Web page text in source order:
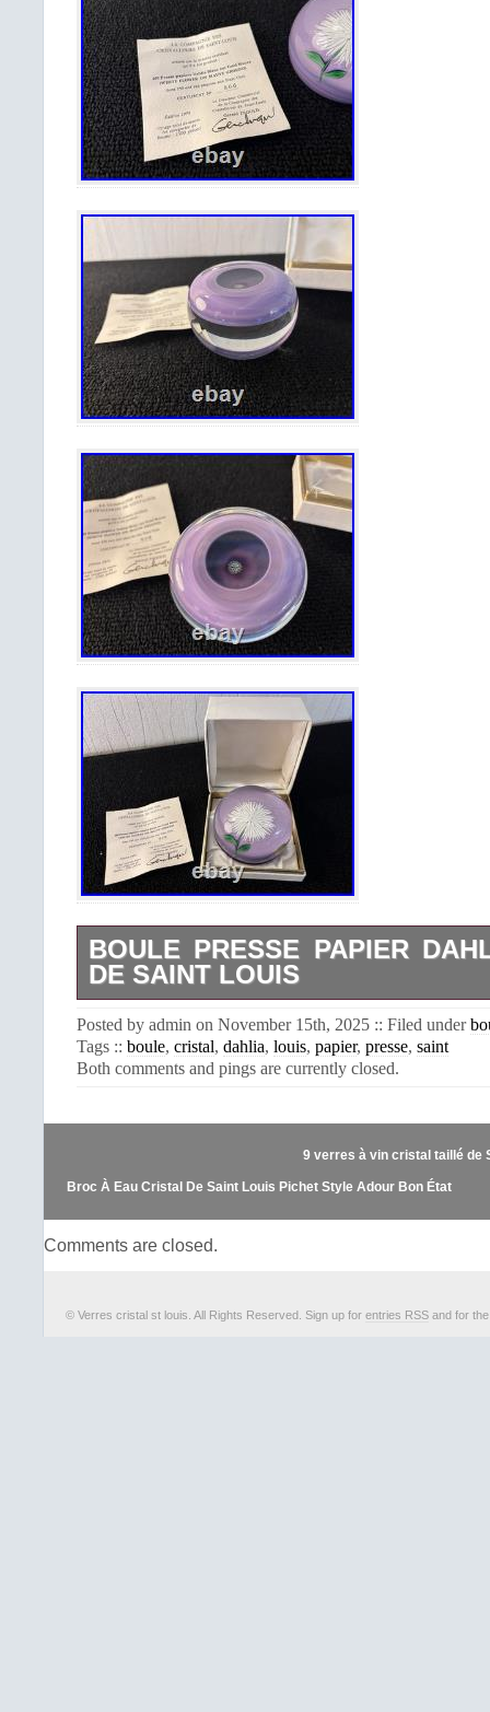
BOULE PRESSE PAPIER
DE SAINT LOUIS
Avec étiquette de la marque et
cm. Pensez à la livraison groupée
une facture modifiée avec les frais
sécurisé.
Posted by admin on November 15th, 2025 :: Filed under
Tags :: boule, cristal, dahlia, louis, papier, presse, saint
Both comments and pings are currently closed.
9 verres à vin cristal taillé de
Broc À Eau Cristal De Saint Louis Pichet Style Adour Bon État
Comments are closed.
© Verres cristal st louis. All Rights Reserved. Sign up for entries RSS and for